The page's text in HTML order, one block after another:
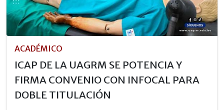
ACADÉMICO
ICAP DE LA UAGRM SE POTENCIA Y
FIRMA CONVENIO CON INFOCAL PARA
DOBLE TITULACIÓN